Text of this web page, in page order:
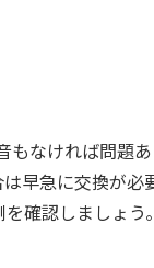
もなければ問題
早急に交換が必
確認しましょう。